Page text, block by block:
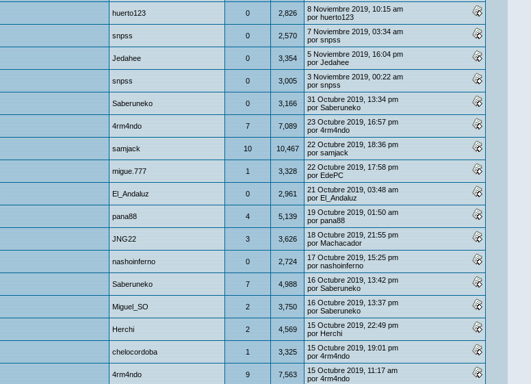
huerto123 0 2,826
8 Noviembre 2019, 10:15 am
por huerto123
snpss 0 2,570
7 Noviembre 2019, 03:34 am
por snpss
Jedahee 0 3,354
5 Noviembre 2019, 16:04 pm
por Jedahee
snpss 0 3,005
3 Noviembre 2019, 00:22 am
por snpss
Saberuneko 0 3,166
31 Octubre 2019, 13:34 pm
por Saberuneko
4rm4ndo 7 7,089
23 Octubre 2019, 16:57 pm
por 4rm4ndo
samjack 10 10,467
22 Octubre 2019, 18:36 pm
por samjack
migue.777 1 3,328
22 Octubre 2019, 17:58 pm
por EdePC
El_Andaluz 0 2,961
21 Octubre 2019, 03:48 am
por El_Andaluz
pana88 4 5,139
19 Octubre 2019, 01:50 am
por pana88
JNG22 3 3,626
18 Octubre 2019, 21:55 pm
por Machacador
nashoinferno 0 2,724
17 Octubre 2019, 15:25 pm
por nashoinferno
Saberuneko 7 4,988
16 Octubre 2019, 13:42 pm
por Saberuneko
Miguel_SO 2 3,750
16 Octubre 2019, 13:37 pm
por Saberuneko
Herchi 2 4,569
15 Octubre 2019, 22:49 pm
por Herchi
chelocordoba 1 3,325
15 Octubre 2019, 19:01 pm
por 4rm4ndo
4rm4ndo 9 7,563
15 Octubre 2019, 11:17 am
por 4rm4ndo